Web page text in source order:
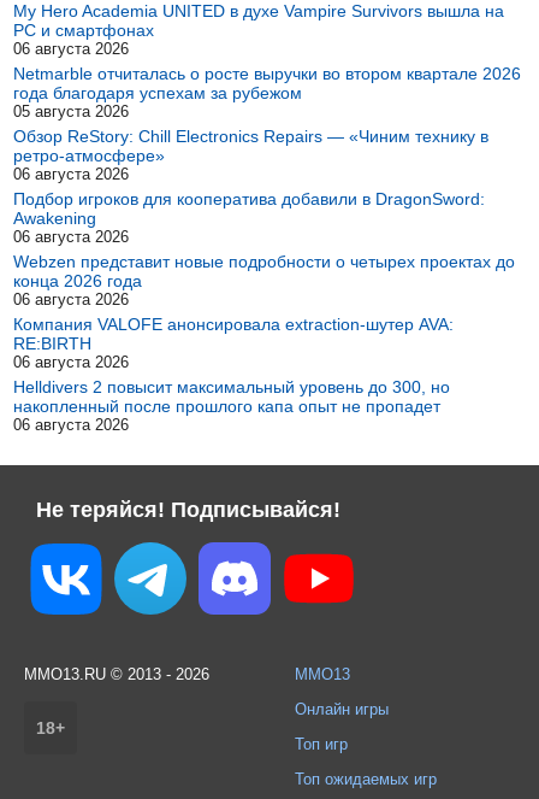
My Hero Academia UNITED в духе Vampire Survivors вышла на
PC и смартфонах
06 августа 2026
Netmarble отчиталась о росте выручки во втором квартале 2026
года благодаря успехам за рубежом
05 августа 2026
Обзор ReStory: Chill Electronics Repairs — «Чиним технику в
ретро-атмосфере»
06 августа 2026
Подбор игроков для кооператива добавили в DragonSword:
Awakening
06 августа 2026
Webzen представит новые подробности о четырех проектах до
конца 2026 года
06 августа 2026
Компания VALOFE анонсировала extraction-шутер AVA:
RE:BIRTH
06 августа 2026
Helldivers 2 повысит максимальный уровень до 300, но
накопленный после прошлого капа опыт не пропадет
06 августа 2026
Не теряйся! Подписывайся!
MMO13.RU © 2013 - 2026
18+
MMO13
Онлайн игры
Топ игр
Топ ожидаемых игр